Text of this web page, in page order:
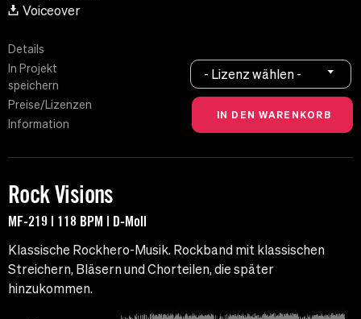
Voiceover
Details
In Projekt
speichern
Preise/Lizenzen
Information
- Lizenz wählen -
Rock Visions
MF-219 | 118 BPM | D-Moll
Klassische Rockhero-Musik. Rockband mit klassischen
Streichern, Bläsern und Chorteilen, die später
hinzukommen.